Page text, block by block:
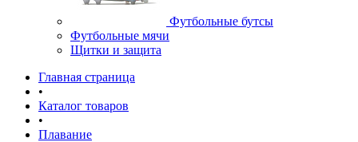
Футбольные бутсы
Футбольные мячи
Щитки и защита
Главная страница
•
Каталог товаров
•
Плавание